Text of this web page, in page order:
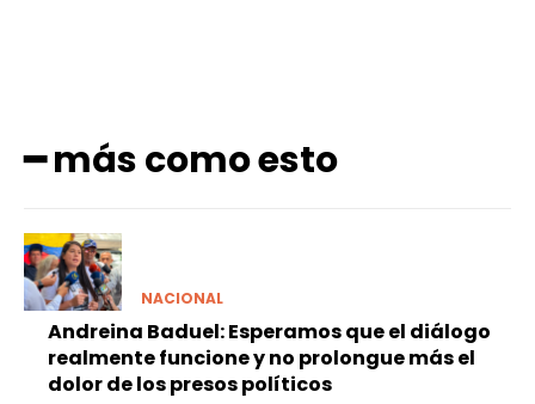
━ más como esto
NACIONAL
Andreina Baduel: Esperamos que el diálogo
realmente funcione y no prolongue más el
dolor de los presos políticos